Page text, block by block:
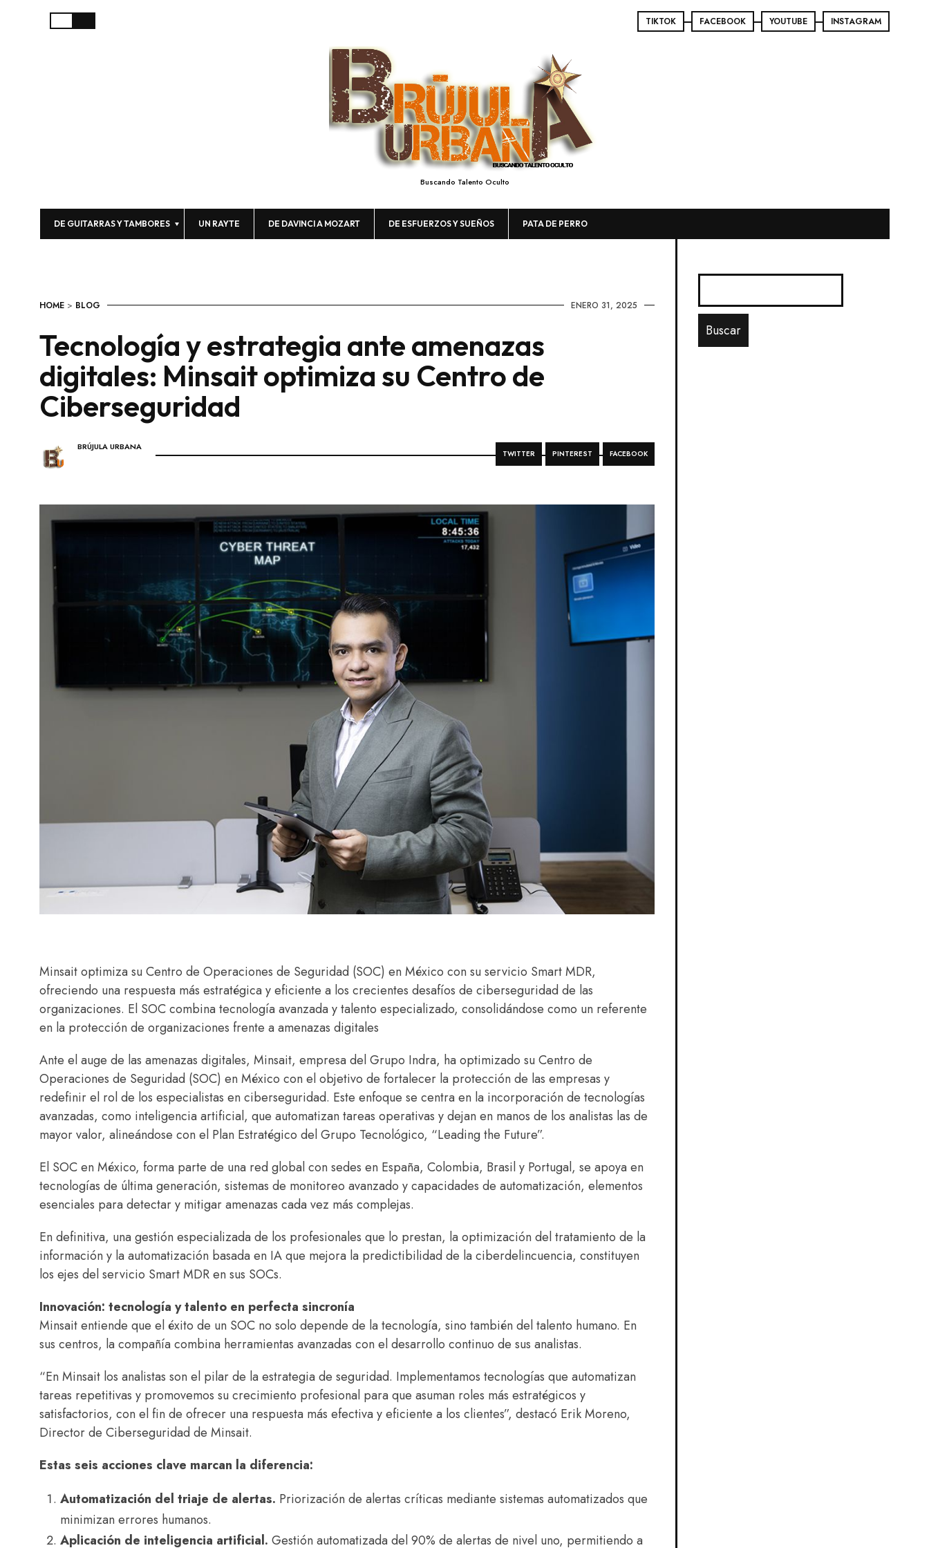
INSTAGRAM
YOUTUBE
FACEBOOK
TIKTOK
Buscando Talento Oculto
DE GUITARRAS Y TAMBORES UN RAYTE DE DAVINCI A MOZART DE ESFUERZOS Y SUEÑOS PATA DE PERRO
HOME > BLOG ENERO 31, 2025
Tecnología y estrategia ante amenazas
digitales: Minsait optimiza su Centro de
Ciberseguridad
BRÚJULA URBANA
TWITTER PINTEREST FACEBOOK
Minsait optimiza su Centro de Operaciones de Seguridad (SOC) en México con su servicio Smart MDR,
ofreciendo una respuesta más estratégica y eficiente a los crecientes desafíos de ciberseguridad de las
organizaciones. El SOC combina tecnología avanzada y talento especializado, consolidándose como un referente
en la protección de organizaciones frente a amenazas digitales
Ante el auge de las amenazas digitales, Minsait, empresa del Grupo Indra, ha optimizado su Centro de
Operaciones de Seguridad (SOC) en México con el objetivo de fortalecer la protección de las empresas y
redefinir el rol de los especialistas en ciberseguridad. Este enfoque se centra en la incorporación de tecnologías
avanzadas, como inteligencia artificial, que automatizan tareas operativas y dejan en manos de los analistas las de
mayor valor, alineándose con el Plan Estratégico del Grupo Tecnológico, “Leading the Future”.
El SOC en México, forma parte de una red global con sedes en España, Colombia, Brasil y Portugal, se apoya en
tecnologías de última generación, sistemas de monitoreo avanzado y capacidades de automatización, elementos
esenciales para detectar y mitigar amenazas cada vez más complejas.
En definitiva, una gestión especializada de los profesionales que lo prestan, la optimización del tratamiento de la
información y la automatización basada en IA que mejora la predictibilidad de la ciberdelincuencia, constituyen
los ejes del servicio Smart MDR en sus SOCs.
Innovación: tecnología y talento en perfecta sincronía
Minsait entiende que el éxito de un SOC no solo depende de la tecnología, sino también del talento humano. En
sus centros, la compañía combina herramientas avanzadas con el desarrollo continuo de sus analistas.
“En Minsait los analistas son el pilar de la estrategia de seguridad. Implementamos tecnologías que automatizan
tareas repetitivas y promovemos su crecimiento profesional para que asuman roles más estratégicos y
satisfactorios, con el fin de ofrecer una respuesta más efectiva y eficiente a los clientes”, destacó Erik Moreno,
Director de Ciberseguridad de Minsait.
Estas seis acciones clave marcan la diferencia:
Automatización del triaje de alertas. Priorización de alertas críticas mediante sistemas automatizados que
minimizan errores humanos.
Aplicación de inteligencia artificial. Gestión automatizada del 90% de alertas de nivel uno, permitiendo a